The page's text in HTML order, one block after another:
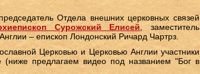
Отдела внешних церковных связей
Сурожский Елисей , заместитель
– епископ Лондонский Ричард Чартрз.
Церковью и Церковью Англии участники
(ниже предлагаем видео под названием "Бог в